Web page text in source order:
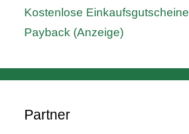
Kostenlose Einkaufsgutscheine
Payback (Anzeige)
Partner